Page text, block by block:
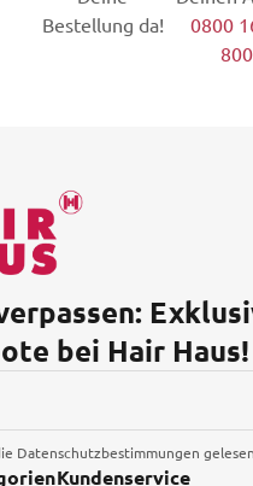
Bestellung da!
0800
800
bei Hair Haus!
Datenschutzbestimmungen
Kundenservice